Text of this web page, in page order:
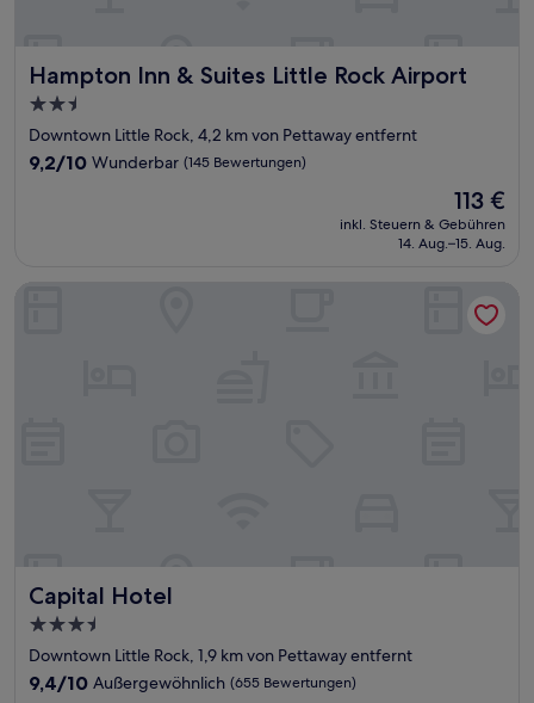
Hampton Inn & Suites Little Rock Airport
Hampton Inn & Suites Little Rock Airport
2.5-
Sterne-
Unterkunft
Downtown Little Rock, 4,2 km von Pettaway entfernt
9.2
9,2/10 Wunderbar (145 Bewertungen)
Der
Preis
beträgt
113 €
inkl. Steuern & Gebühren
14. Aug.–15. Aug.
Capital Hotel
Capital Hotel
3.5-
Sterne-
Unterkunft
Downtown Little Rock, 1,9 km von Pettaway entfernt
9.4
9,4/10 Außergewöhnlich (655 Bewertungen)